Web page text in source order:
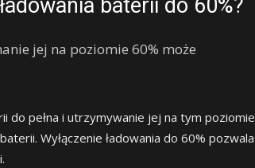
baterii do 60%?
jej na poziomie 60% może
do pełna i utrzymywanie jej na tym poziomie
Wyłączenie ładowania do 60% pozwala